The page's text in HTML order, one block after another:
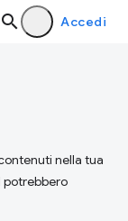
Accedi
nella tua
potrebbero